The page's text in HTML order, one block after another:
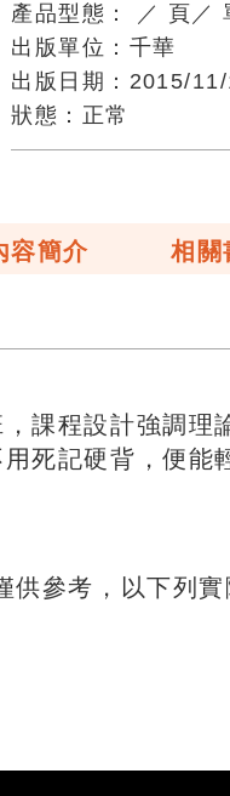
產品型態：
／ 頁 ／
出版單位： 千華
出版日期： 2015/
狀態： 正常
容簡介 相關
課程設計強調理
死記硬背，便能
供參考，以下列